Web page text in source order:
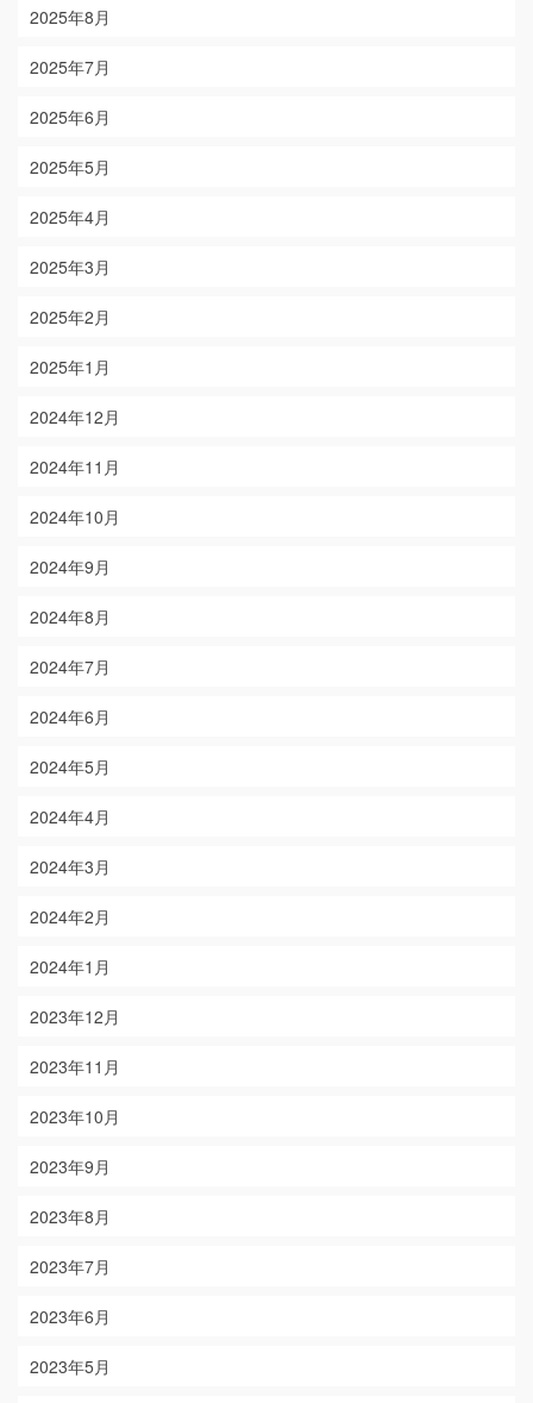
2025年8月
2025年7月
2025年6月
2025年5月
2025年4月
2025年3月
2025年2月
2025年1月
2024年12月
2024年11月
2024年10月
2024年9月
2024年8月
2024年7月
2024年6月
2024年5月
2024年4月
2024年3月
2024年2月
2024年1月
2023年12月
2023年11月
2023年10月
2023年9月
2023年8月
2023年7月
2023年6月
2023年5月